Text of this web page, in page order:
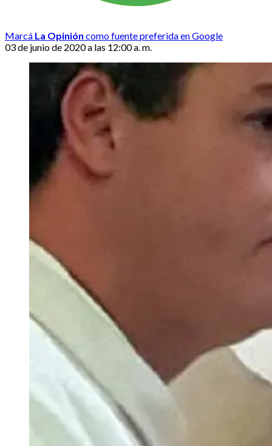
Marcá La Opinión como fuente preferida en Google
03 de junio de 2020 a las 12:00 a. m.